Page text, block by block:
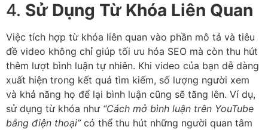
4. Sử Dụng Từ Khóa Liên Quan
Việc tích hợp từ khóa liên quan vào phần mô tả và tiêu
đề video không chỉ giúp tối ưu hóa SEO mà còn thu hút
thêm lượt bình luận tự nhiên. Khi video của bạn dễ dàng
xuất hiện trong kết quả tìm kiếm, số lượng người xem
và khả năng họ để lại bình luận cũng sẽ tăng lên. Ví dụ,
sử dụng từ khóa như “Cách mở bình luận trên YouTube
bằng điện thoại”có thể thu hút những người quan tâm